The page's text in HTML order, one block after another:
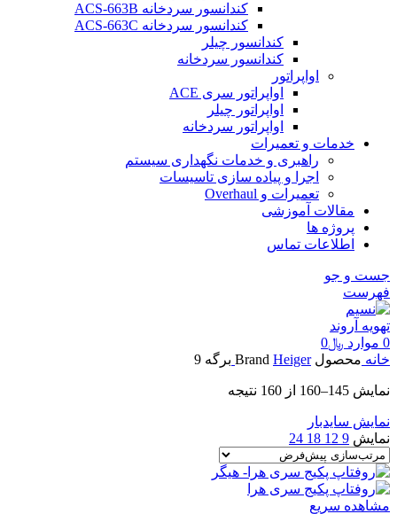
کندانسور سردخانه ACS-663B
کندانسور سردخانه ACS-663C
کندانسور چیلر
کندانسور سردخانه
اواپراتور
اواپراتور سری ACE
اواپراتور چیلر
اواپراتور سردخانه
خدمات و تعمیرات
راهبری و خدمات نگهداری سیستم
اجرا و پیاده سازی تاسیسات
تعمیرات و Overhaul
مقالات آموزشی
پروژه ها
اطلاعات تماس
جست و جو
فهرست
0 موارد ﷼0
خانه محصول BrandHeiger برگه 9
نمایش 145–160 از 160 نتیجه
نمایش سایدبار
نمایش 9
12
18
24
مشاهده سریع